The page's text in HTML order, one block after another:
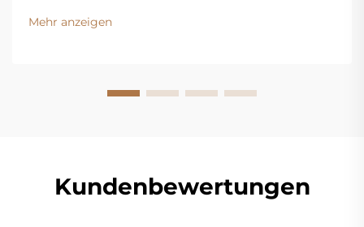
Vorschriften, Risikobereiche und den schrittweisen
Sanitierungsprozess. Bleiben Sie konform – laden Sie
Mehr anzeigen
Kundenbewertungen